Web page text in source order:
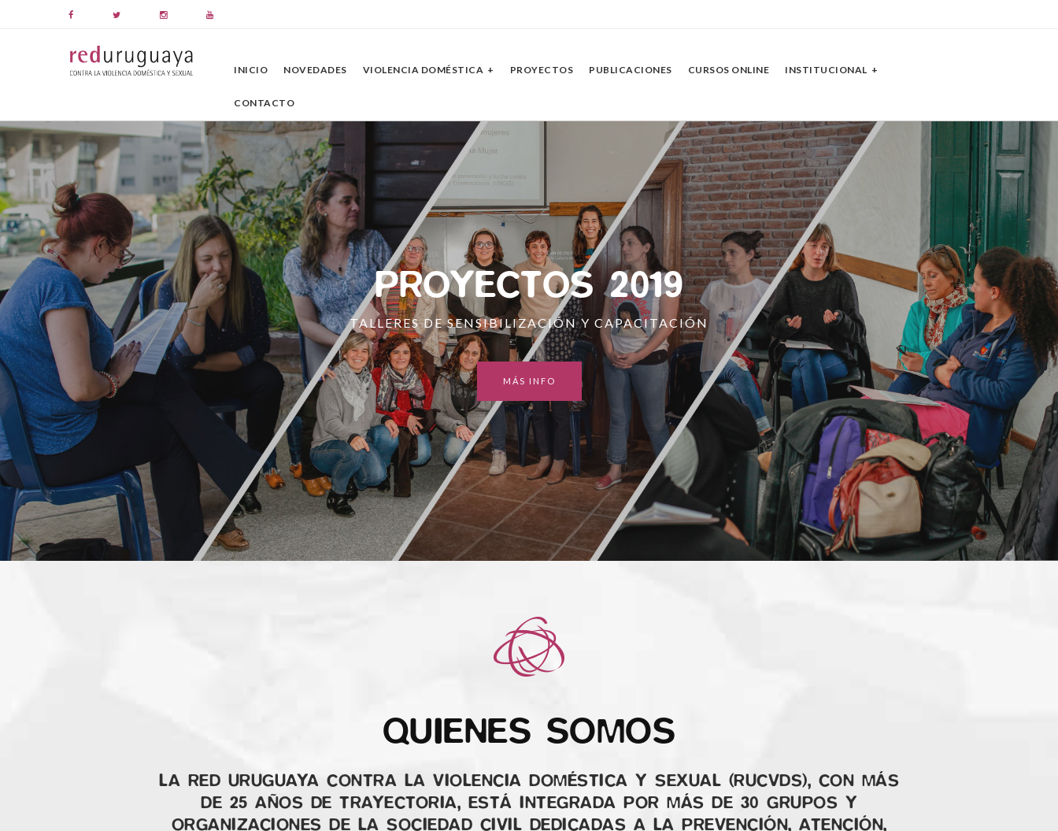
INICIO NOVEDADES VIOLENCIA DOMÉSTICA PROYECTOS PUBLICACIONES CURSOS ONLINE INSTITUCIONAL
CONTACTO
ESTE 25 DE NOVIEMBRE
TODOS TENEMOS VOZ DE MUJER
MÁS INFO
QUIENES SOMOS
LA RED URUGUAYA CONTRA LA VIOLENCIA DOMÉSTICA Y SEXUAL (RUCVDS), CON MÁS
DE 25 AÑOS DE TRAYECTORIA, ESTÁ INTEGRADA POR MÁS DE 30 GRUPOS Y
ORGANIZACIONES DE LA SOCIEDAD CIVIL DEDICADAS A LA PREVENCIÓN, ATENCIÓN,